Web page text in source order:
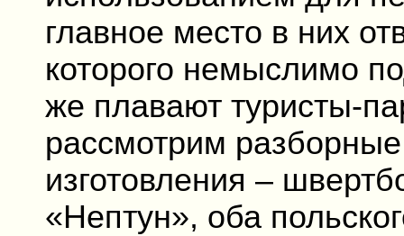
главное место в них
которого немыслимо
же плавают туристы-
рассмотрим
изготовления –
«Нептун», оба